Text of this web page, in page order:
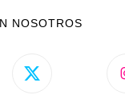
NOSOTROS